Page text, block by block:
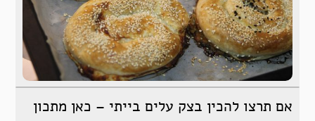
אם תרצו להכין בצק עלים בייתי – כאן מתכון